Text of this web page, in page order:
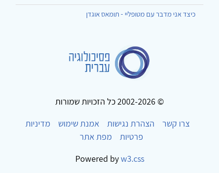
כיצד אני מדבר עם מטופליי - תומאס אוגדן
© 2002-2026 כל הזכויות שמורות
צרו קשר
הצהרת נגישות אמנת שימוש
מדיניות
פרטיות
מפת אתר
Powered byw3.css